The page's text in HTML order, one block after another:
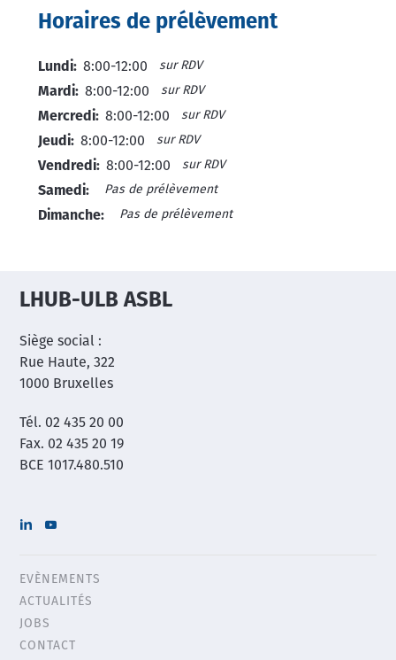
Horaires de prélèvement
Lundi: 8:00-12:00 sur RDV
Mardi: 8:00-12:00 sur RDV
Mercredi: 8:00-12:00 sur RDV
Jeudi: 8:00-12:00 sur RDV
Vendredi: 8:00-12:00 sur RDV
Samedi: Pas de prélèvement
Dimanche: Pas de prélèvement
LHUB-ULB ASBL
Siège social :
Rue Haute, 322
1000 Bruxelles
Tél. 02 435 20 00
Fax. 02 435 20 19
BCE 1017.480.510
Header
menu
EVÈNEMENTS
ACTUALITÉS
JOBS
CONTACT